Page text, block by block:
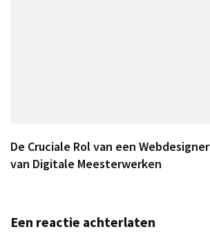
De Cruciale Rol van een
van Digitale Meesterwerken
Een reactie achterlaten